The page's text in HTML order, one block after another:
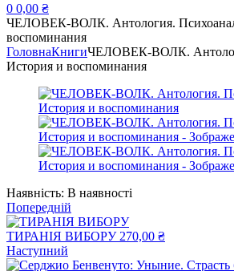
0 0,00 ₴
ЧЕЛОВЕК-ВОЛК. Антология.
воспоминания
ГоловнаКнигиЧЕЛОВЕК-ВОЛК.
История и воспоминания
Наявність: В наявності
Попередній
ТИРАНІЯ ВИБОРУ 270,00 ₴
Наступний